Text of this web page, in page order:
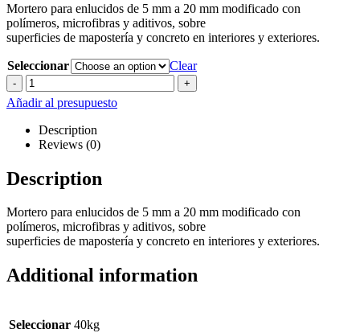
Mortero para enlucidos de 5 mm a 20 mm modificado con
polímeros, microfibras y aditivos, sobre
superficies de mapostería y concreto en interiores y exteriores.
Seleccionar Clear
- +
Añadir al presupuesto
Description
Reviews (0)
Description
Mortero para enlucidos de 5 mm a 20 mm modificado con
polímeros, microfibras y aditivos, sobre
superficies de mapostería y concreto en interiores y exteriores.
Additional information
Seleccionar 40kg